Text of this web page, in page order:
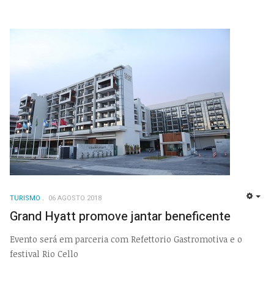
TURISMO 06 AGOSTO 2018
Grand Hyatt promove jantar beneficente
Evento será em parceria com Refettorio Gastromotiva e o
festival Rio Cello